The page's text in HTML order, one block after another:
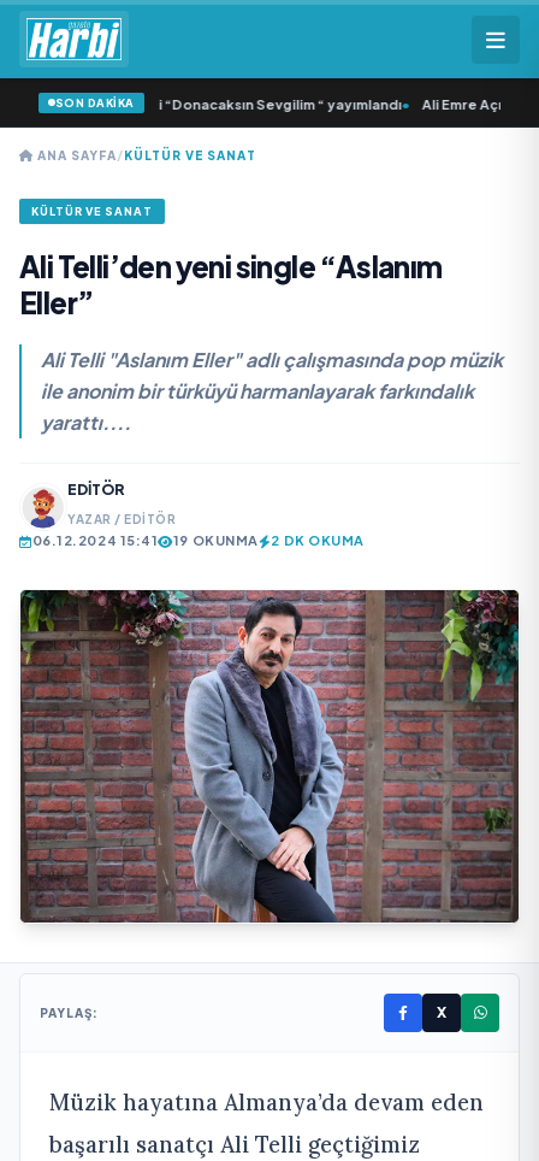
SON DAKİKA
‘dan İkinci Tekli “Donacaksın Sevgilim “ yayımlandı• Ali Emre Açıkgöz
ANA SAYFA/KÜLTÜR VE SANAT
KÜLTÜR VE SANAT
Ali Telli’den yeni single “Aslanım
Eller”
Ali Telli "Aslanım Eller" adlı çalışmasında pop müzik
ile anonim bir türküyü harmanlayarak farkındalık
yarattı....
EDITÖR
YAZAR / EDITÖR
06.12.2024 15:41 19 OKUNMA 2 DK OKUMA
PAYLAŞ: X
Müzik hayatına Almanya’da devam eden
başarılı sanatçı Ali Telli geçtiğimiz